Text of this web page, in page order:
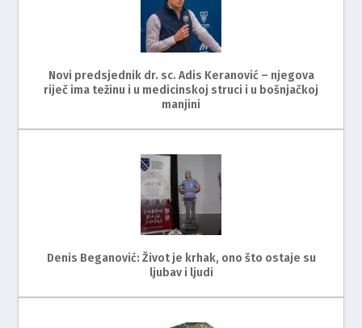
Novi predsjednik dr. sc. Adis Keranović – njegova
riječ ima težinu i u medicinskoj struci i u bošnjačkoj
manjini
Denis Beganović: Život je krhak, ono što ostaje su
ljubav i ljudi